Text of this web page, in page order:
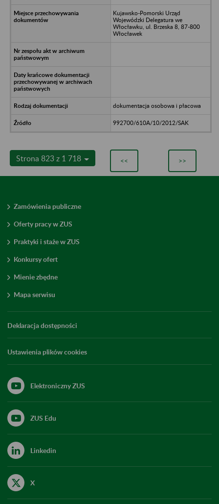
Kujawsko-Pomorski Urząd
Wojewódzki Delegatura we
Włocławku, ul. Brzeska 8, 87-800
Włocławek
dokumentacja osobowa i płacowa
992700/610A/10/2012/SAK
Strona 823 z 1 718 << >>
Zamówienia publiczne
Oferty pracy w ZUS
Praktyki i staże w ZUS
Konkursy ofert
Mienie zbędne
Mapa serwisu
Deklaracja dostępności
Ustawienia plików cookies
Elektroniczny ZUS
ZUS Edu
Linkedin
X